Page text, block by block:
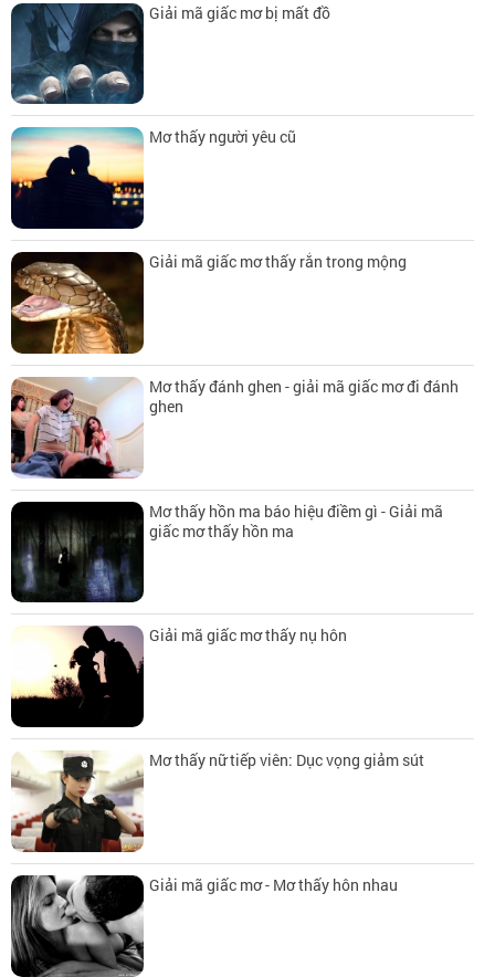
Giải mã giấc mơ bị mất đồ
Mơ thấy người yêu cũ
Giải mã giấc mơ thấy rắn trong mộng
Mơ thấy đánh ghen - giải mã giấc mơ đi đánh
ghen
Mơ thấy hồn ma báo hiệu điềm gì - Giải mã
giấc mơ thấy hồn ma
Giải mã giấc mơ thấy nụ hôn
Mơ thấy nữ tiếp viên: Dục vọng giảm sút
Giải mã giấc mơ - Mơ thấy hôn nhau